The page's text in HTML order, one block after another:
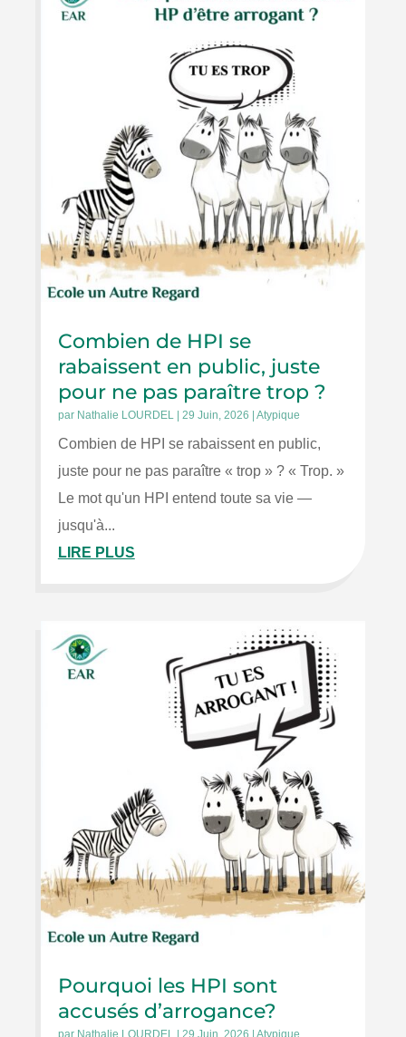
Combien de HPI se
rabaissent en public, juste
pour ne pas paraître trop ?
par Nathalie LOURDEL | 29 Juin, 2026 | Atypique
Combien de HPI se rabaissent en public,
juste pour ne pas paraître « trop » ? « Trop. »
Le mot qu'un HPI entend toute sa vie —
jusqu'à...
LIRE PLUS
Pourquoi les HPI sont
accusés d’arrogance?
par Nathalie LOURDEL 29 Juin, 2026 Atypique